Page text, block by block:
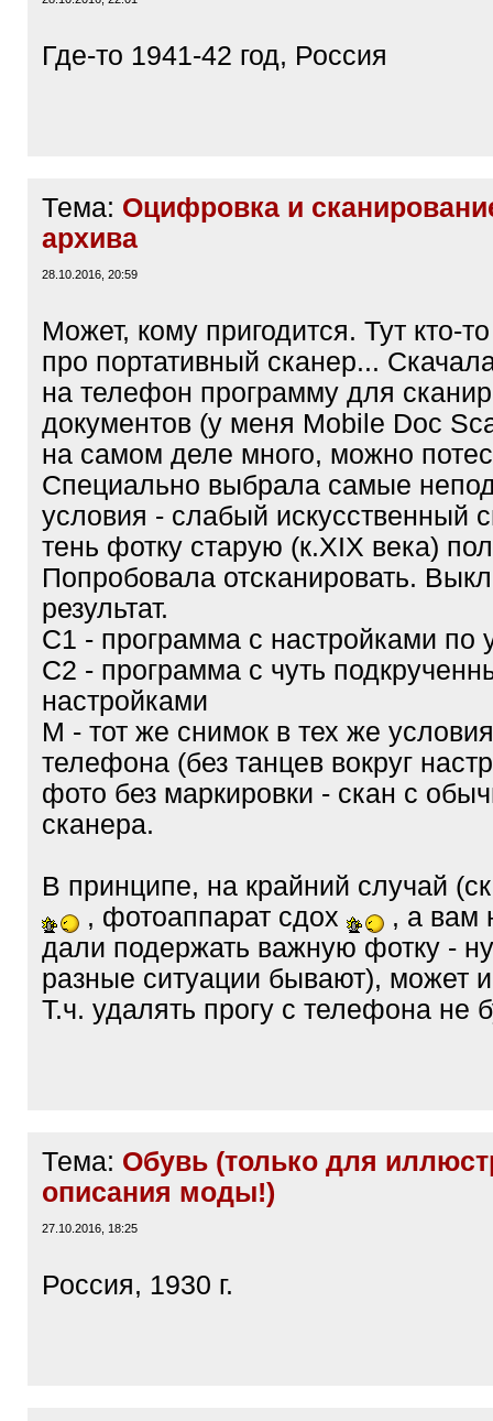
Где-то 1941-42 год, Россия
Тема: Оцифровка и
архива
28.10.2016, 20:59
Может, кому пригодится. Тут кто-
про портативный сканер...
на телефон программу для
документов (у меня Mobile Doc
на самом деле много, можно
Специально выбрала самые
условия - слабый искусственный
тень фотку старую (к.XIX века)
Попробовала отсканировать.
результат.
С1 - программа с настройками по
С2 - программа с чуть
настройками
М - тот же снимок в тех же
телефона (без танцев вокруг
фото без маркировки - скан с
сканера.
В принципе, на крайний случай
, фотоаппарат сдох
, а вам
дали подержать важную фотку -
разные ситуации бывают), может и
Т.ч. удалять прогу с телефона не
Тема: Обувь (только для
описания моды!)
27.10.2016, 18:25
Россия, 1930 г.